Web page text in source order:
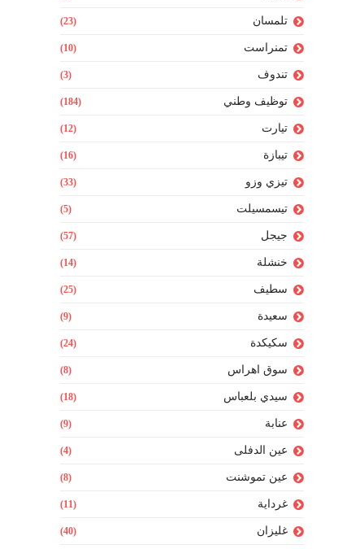
تلمسان (23)
تمنراست (10)
تندوف (3)
توظيف وطني (184)
تيارت (12)
تيبازة (16)
تيزي وزو (33)
تيسمسيلت (5)
جيجل (57)
خنشلة (14)
سطيف (25)
سعيدة (9)
سكيكدة (24)
سوق اهراس (8)
سيدي بلعباس (18)
عنابة (9)
عين الدفلى (4)
عين تموشنت (8)
غرداية (11)
غليزان (40)